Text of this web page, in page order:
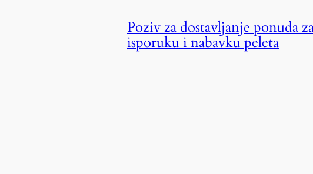
Poziv za dostavljanje ponuda
isporuku i nabavku peleta